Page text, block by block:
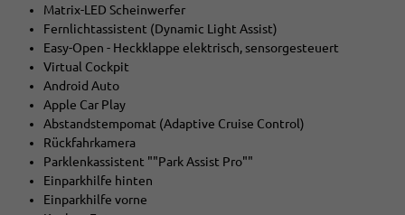
Matrix-LED Scheinwerfer
Fernlichtassistent (Dynamic Light Assist)
Easy-Open - Heckklappe elektrisch, sensorgesteuert
Virtual Cockpit
Android Auto
Apple Car Play
Abstandstempomat (Adaptive Cruise Control)
Rückfahrkamera
Parklenkassistent ""Park Assist Pro""
Einparkhilfe hinten
Einparkhilfe vorne